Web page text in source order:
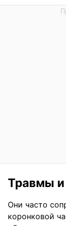
Травмы
Они часто
коронковой